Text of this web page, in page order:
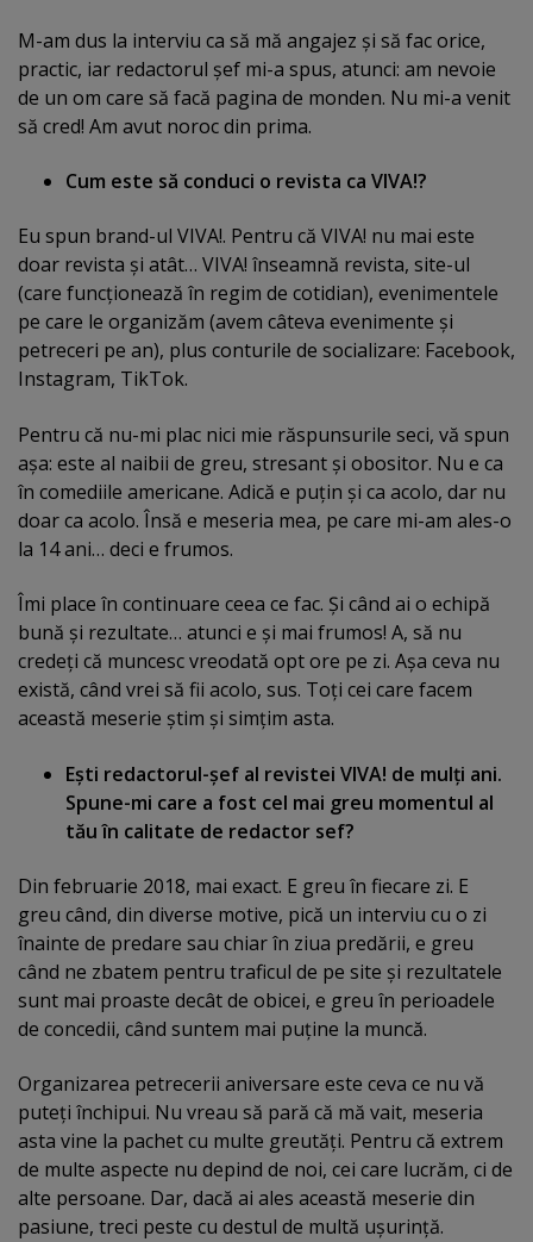
M-am dus la interviu ca să mă angajez şi să fac orice,
practic, iar redactorul şef mi-a spus, atunci: am nevoie
de un om care să facă pagina de monden. Nu mi-a venit
să cred! Am avut noroc din prima.
Cum este să conduci o revista ca VIVA!?
Eu spun brand-ul VIVA!. Pentru că VIVA! nu mai este
doar revista şi atât… VIVA! înseamnă revista, site-ul
(care funcţionează în regim de cotidian), evenimentele
pe care le organizăm (avem câteva evenimente şi
petreceri pe an), plus conturile de socializare: Facebook,
Instagram, TikTok.
Pentru că nu-mi plac nici mie răspunsurile seci, vă spun
aşa: este al naibii de greu, stresant şi obositor. Nu e ca
în comediile americane. Adică e puţin şi ca acolo, dar nu
doar ca acolo. Însă e meseria mea, pe care mi-am ales-o
la 14 ani… deci e frumos.
Îmi place în continuare ceea ce fac. Şi când ai o echipă
bună şi rezultate… atunci e şi mai frumos! A, să nu
credeţi că muncesc vreodată opt ore pe zi. Aşa ceva nu
există, când vrei să fii acolo, sus. Toţi cei care facem
această meserie ştim şi simţim asta.
Eşti redactorul-şef al revistei VIVA! de mulţi ani.
Spune-mi care a fost cel mai greu momentul al
tău în calitate de redactor sef?
Din februarie 2018, mai exact. E greu în fiecare zi. E
greu când, din diverse motive, pică un interviu cu o zi
înainte de predare sau chiar în ziua predării, e greu
când ne zbatem pentru traficul de pe site şi rezultatele
sunt mai proaste decât de obicei, e greu în perioadele
de concedii, când suntem mai puţine la muncă.
Organizarea petrecerii aniversare este ceva ce nu vă
puteţi închipui. Nu vreau să pară că mă vait, meseria
asta vine la pachet cu multe greutăţi. Pentru că extrem
de multe aspecte nu depind de noi, cei care lucrăm, ci de
alte persoane. Dar, dacă ai ales această meserie din
pasiune, treci peste cu destul de multă uşurinţă.